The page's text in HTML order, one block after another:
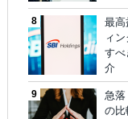
最
ィ
すべ
介
急落
の比